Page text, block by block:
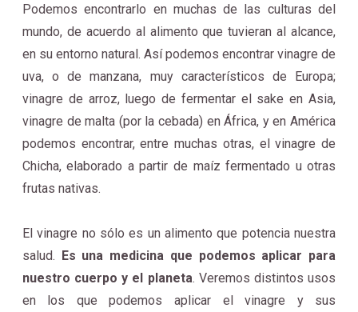
Podemos encontrarlo en muchas de las culturas del
mundo, de acuerdo al alimento que tuvieran al alcance,
en su entorno natural. Así podemos encontrar vinagre de
uva, o de manzana, muy característicos de Europa;
vinagre de arroz, luego de fermentar el sake en Asia,
vinagre de malta (por la cebada) en África, y en América
podemos encontrar, entre muchas otras, el vinagre de
Chicha, elaborado a partir de maíz fermentado u otras
frutas nativas.
El vinagre no sólo es un alimento que potencia nuestra
salud. Es una medicina que podemos aplicar para
nuestro cuerpo y el planeta. Veremos distintos usos
en los que podemos aplicar el vinagre y sus